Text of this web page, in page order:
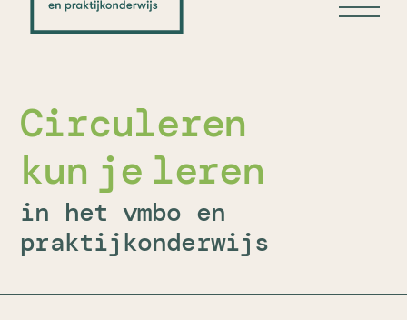
Circuleren
kun je leren
in het vmbo en
praktijkonderwijs